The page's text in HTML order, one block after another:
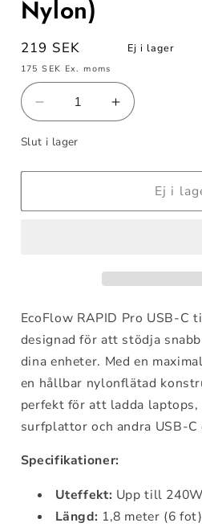
Nylon)
Ordinarie
pris
219 SEK
175 SEK Ex. moms
Ej i lager
Minska
kvantitet
för
USB-
(240W,
Nylon)
Öka
kvantitet
USB-
USB-
C
(240W,
Nylon)
Slut i lager
Ej i
EcoFlow RAPID Pro USB-C
designad för att stödja
dina enheter. Med en
en hållbar nylonflätad
perfekt för att ladda laptops,
surfplattor och andra USB-C
Specifikationer:
Uteffekt: Upp till 240W
Längd: 1,8 meter (6 fot)